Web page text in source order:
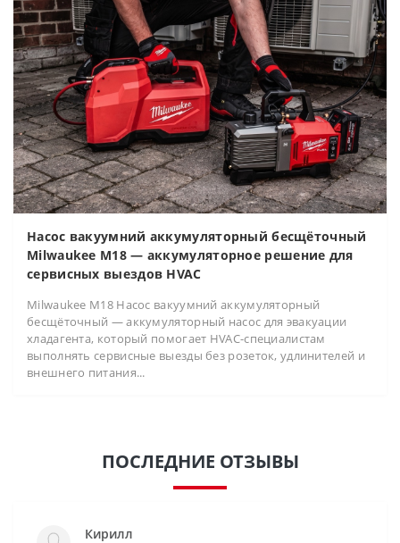
Насос вакуумний аккумуляторный бесщёточный
Milwaukee M18 — аккумуляторное решение для
сервисных выездов HVAC
Milwaukee M18 Насос вакуумний аккумуляторный
бесщёточный — аккумуляторный насос для эвакуации
хладагента, который помогает HVAC-специалистам
выполнять сервисные выезды без розеток, удлинителей и
внешнего питания...
ПОСЛЕДНИЕ ОТЗЫВЫ
Кирилл